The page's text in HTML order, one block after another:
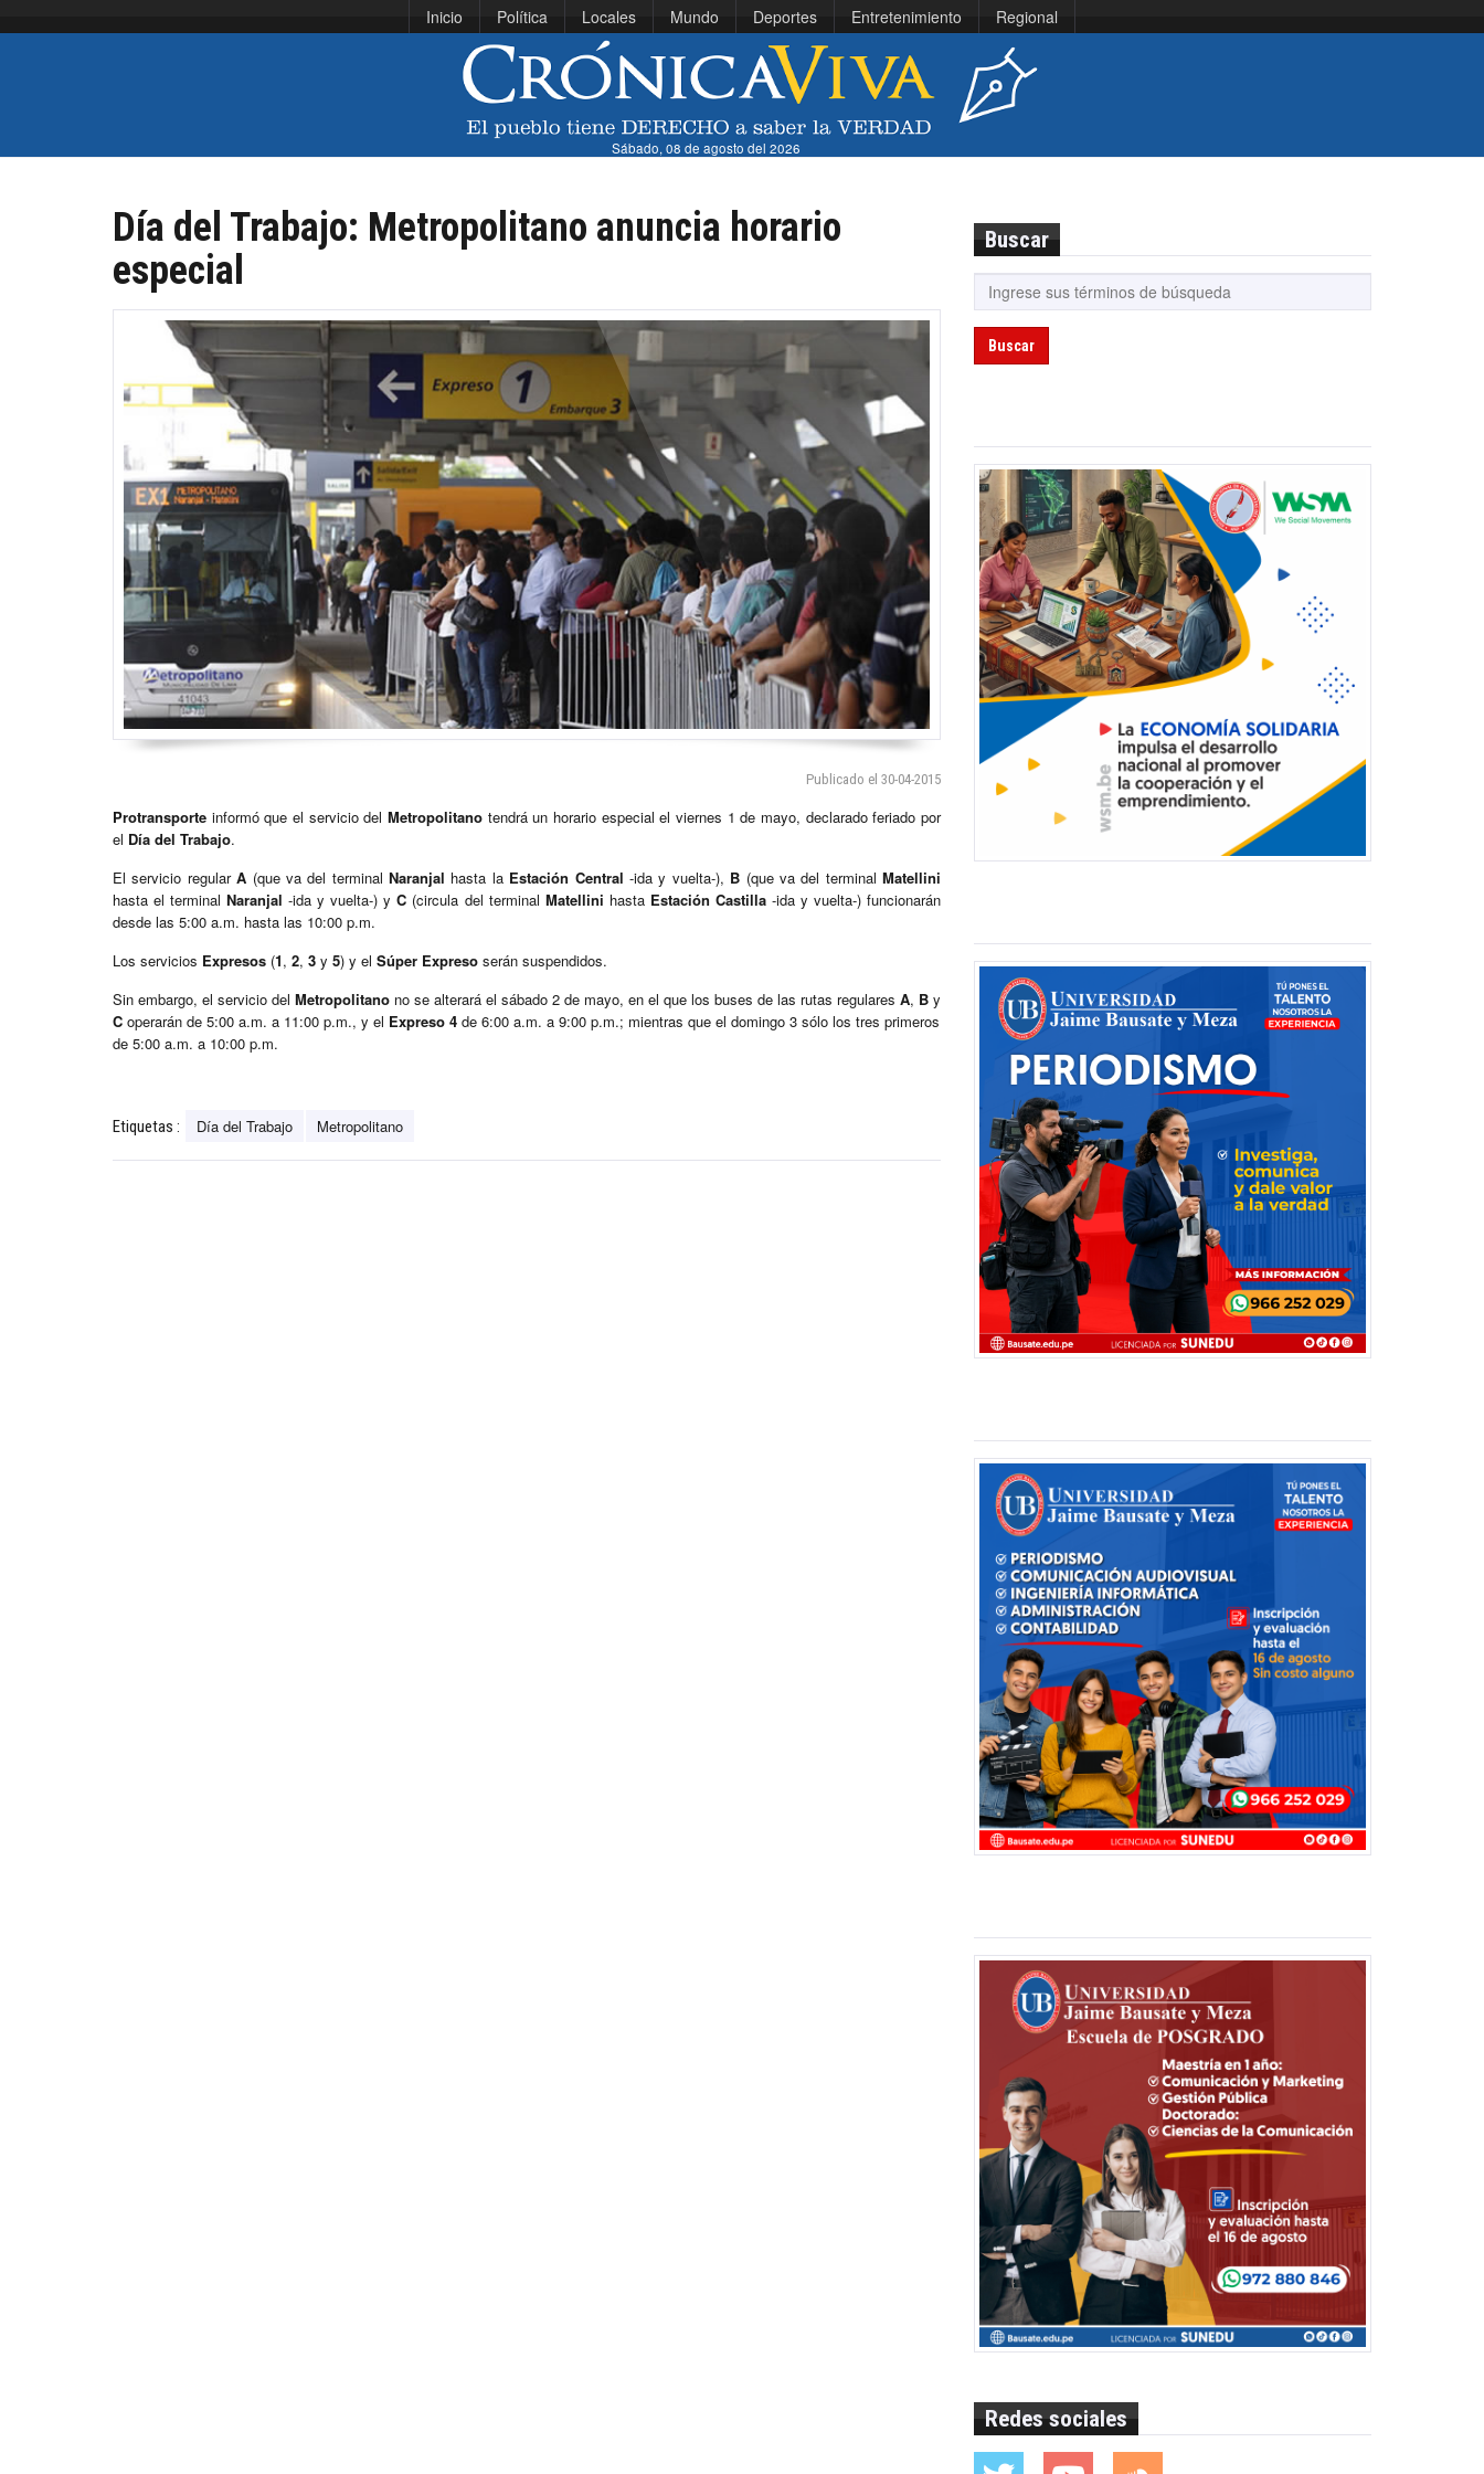
Inicio Política Locales Mundo Deportes Entretenimiento Regional
Sábado, 08 de agosto del 2026
Día del Trabajo: Metropolitano anuncia horario
especial
Publicado el 30-04-2015
Protransporte informó que el servicio delMetropolitano tendrá un horario especial el viernes 1 de mayo, declarado feriado por
el Día del Trabajo.
El servicio regularA (que va del terminalNaranjal hasta la Estación Central -ida y vuelta-), B (que va del terminalMatellini
hasta el terminalNaranjal -ida y vuelta-) yC (circula del terminal Matellini hasta Estación Castilla-ida y vuelta-) funcionarán
desde las 5:00 a.m. hasta las 10:00 p.m.
Los servicios Expresos (1, 2, 3 y 5) y el Súper Expreso serán suspendidos.
Sin embargo, el servicio del Metropolitano no se alterará el sábado 2 de mayo, en el que los buses de las rutas regulares A, B y
C operarán de 5:00 a.m. a 11:00 p.m., y el Expreso 4 de 6:00 a.m. a 9:00 p.m.; mientras que el domingo 3 sólo los tres primeros
de 5:00 a.m. a 10:00 p.m.
Etiquetas : Día del Trabajo Metropolitano
Buscar
Buscar
Redes sociales